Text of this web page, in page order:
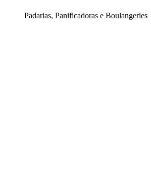
Padarias, Panificadoras e Boulangeries